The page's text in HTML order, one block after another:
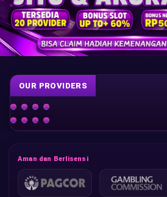
OUR PROVIDERS
Aman dan Berlisensi